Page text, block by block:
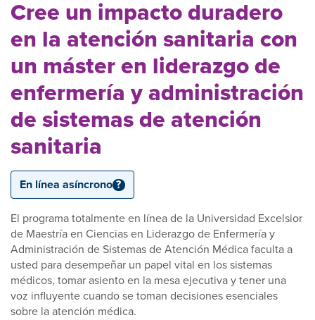
Cree un impacto duradero
en la atención sanitaria con
un máster en liderazgo de
enfermería y administración
de sistemas de atención
sanitaria
En línea asíncrono ?
El programa totalmente en línea de la Universidad Excelsior
de Maestría en Ciencias en Liderazgo de Enfermería y
Administración de Sistemas de Atención Médica faculta a
usted para desempeñar un papel vital en los sistemas
médicos, tomar asiento en la mesa ejecutiva y tener una
voz influyente cuando se toman decisiones esenciales
sobre la atención médica.